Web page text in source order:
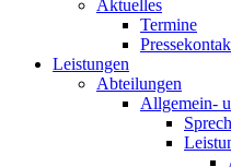
Aktuelles
Termine
Leistungen
Abteilungen
Allgemein-